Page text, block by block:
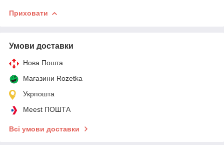
Приховати
Умови доставки
Нова Пошта
Магазини Rozetka
Укрпошта
Meest ПОШТА
Всі умови доставки